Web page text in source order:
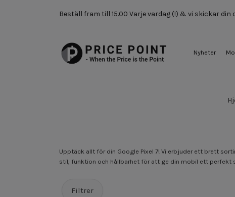
Beställ fram till 15.00 Varje vardag (!) & vi skickar din
Nyheter
Upptäck allt för din Google Pixel 7! Vi erbjuder ett brett
stil, funktion och hållbarhet för att ge din mobil ett
Filtrer